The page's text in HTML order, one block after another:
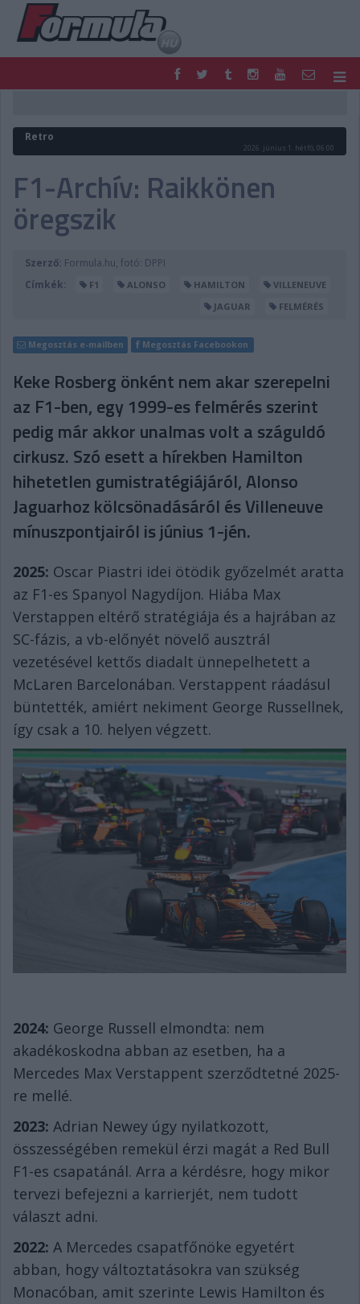
FORMULA
MOTOR
PODCAST
SHOP
LIVE
DIGITÁLIS MAGAZIN
Retro
2026. június 1. hétfő, 06:00
F1-Archív: Raikkönen
öregszik
Szerző: Formula.hu, fotó: DPPI
Címkék:
F1 ALONSO HAMILTON
VILLENEUVE
JAGUAR
FELMÉRÉS
Megosztás e-mailben Megosztás Facebookon
Keke Rosberg önként nem akar szerepelni
az F1-ben, egy 1999-es felmérés szerint
pedig már akkor unalmas volt a száguldó
cirkusz. Szó esett a hírekben Hamilton
hihetetlen gumistratégiájáról, Alonso
Jaguarhoz kölcsönadásáról és Villeneuve
mínuszpontjairól is június 1-jén.
2025: Oscar Piastri idei ötödik győzelmét aratta
az F1-es Spanyol Nagydíjon. Hiába Max
Verstappen eltérő stratégiája és a hajrában az
SC-fázis, a vb-előnyét növelő ausztrál
vezetésével kettős diadalt ünnepelhetett a
McLaren Barcelonában. Verstappent ráadásul
büntették, amiért nekiment George Russellnek,
így csak a 10. helyen végzett.
2024: George Russell elmondta: nem
akadékoskodna abban az esetben, ha a
Mercedes Max Verstappent szerződtetné 2025-
re mellé.
2023: Adrian Newey úgy nyilatkozott,
összességében remekül érzi magát a Red Bull
F1-es csapatánál. Arra a kérdésre, hogy mikor
tervezi befejezni a karrierjét, nem tudott
választ adni.
2022: A Mercedes csapatfőnöke egyetért
abban, hogy változtatásokra van szükség
Monacóban, amit szerinte Lewis Hamilton és